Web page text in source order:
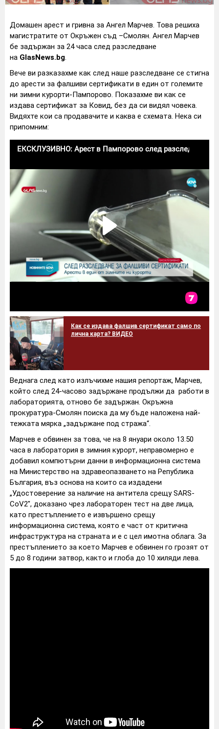
Домашен арест и гривна за Ангел Марчев. Това решиха
магистратите от Окръжен съд –Смолян. Ангел Марчев
бе задържан за 24 часа след разследване
на GlasNews.bg.
Вече ви разказахме как след наше разследване се стигна
до арести за фалшиви сертификати в един от големите
ни зимни курорти-Пампорово. Показахме ви как се
издава сертификат за Ковид, без да си видял човека.
Видяхте кои са продавачите и каква е схемата. Нека си
припомним:
Как се издава фалшив сертификат само по
лична карта? ВИДЕО
Веднага след като излъчихме нашия репортаж, Марчев,
който след 24-часово задържане продължи да работи в
лабораторията, отново бе задържан. Окръжна
прокуратура-Смолян поиска да му бъде наложена най-
тежката мярка „задържане под стража“.
Марчев е обвинен за това, че на 8 януари около 13.50
часа в лаборатория в зимния курорт, неправомерно е
добавил компютърни данни в информационна система
на Министерство на здравеопазването на Република
България, въз основа на които са издадени
„Удостоверение за наличие на антитела срещу SARS-
СоV2", доказано чрез лабораторен тест на две лица,
като престъплението е извършено срещу
информационна система, която е част от критична
инфраструктура на страната и е с цел имотна облага. За
престъплението за което Марчев е обвинен го грозят от
5 до 8 години затвор, както и глоба до 10 хиляди лева.